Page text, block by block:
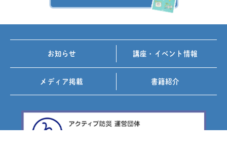
お知らせ 講座・イベント情報
メディア掲載 書籍紹介